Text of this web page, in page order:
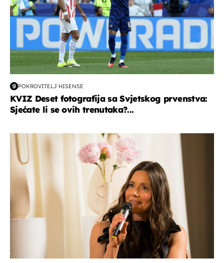
POKROVITELJ HISENSE
KVIZ Deset fotografija sa Svjetskog prvenstva:
Sjećate li se ovih trenutaka?...
moda & ljepota